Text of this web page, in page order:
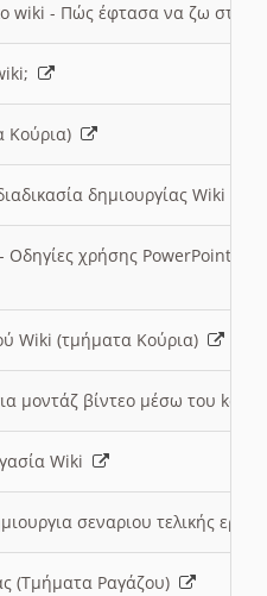
wiki - Πώς έφτασα να ζω στην
Κούρια)
δημιουργίας Wiki
Οδηγίες χρήσης PowerPoint
Wiki (τμήματα Κούρια)
μοντάζ βίντεο μέσω του
Wiki
σεναριου τελικής
(Τμήματα Ραγάζου)